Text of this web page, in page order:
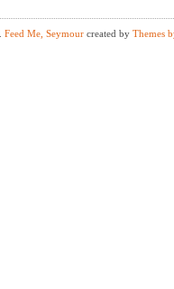
Feed Me, Seymour created by Themes